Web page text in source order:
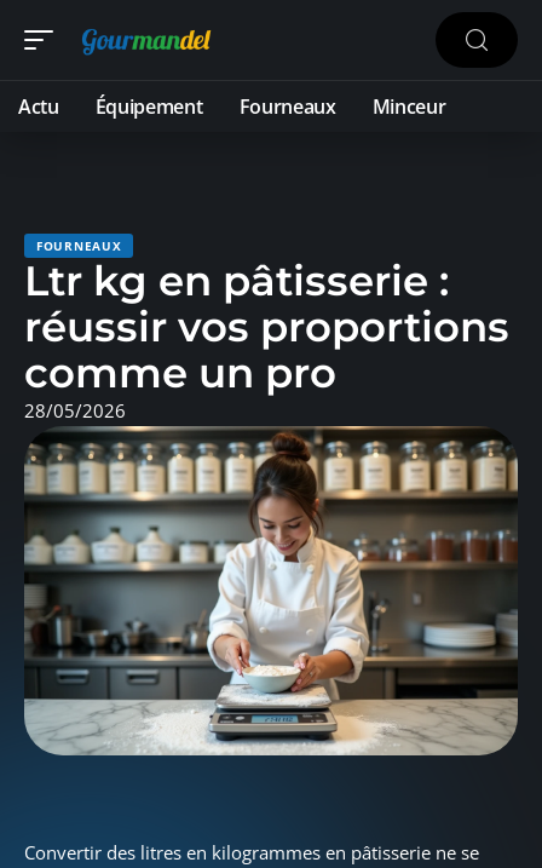
Actu Équipement Fourneaux Minceur
FOURNEAUX
Ltr kg en pâtisserie :
réussir vos proportions
comme un pro
28/05/2026
Convertir des litres en kilogrammes en pâtisserie ne se